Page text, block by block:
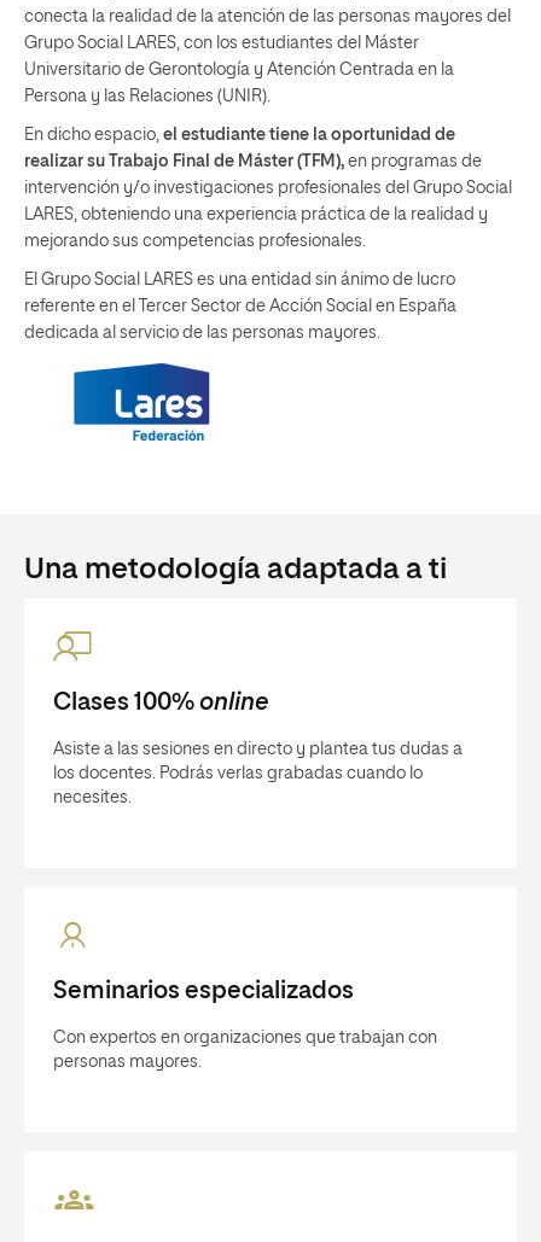
conecta la realidad de la atención de las personas mayores del
Grupo Social LARES, con los estudiantes del Máster
Universitario de Gerontología y Atención Centrada en la
Persona y las Relaciones (UNIR).
En dicho espacio, el estudiante tiene la oportunidad de
realizar su Trabajo Final de Máster (TFM), en programas de
intervención y/o investigaciones profesionales del Grupo Social
LARES, obteniendo una experiencia práctica de la realidad y
mejorando sus competencias profesionales.
El Grupo Social LARES es una entidad sin ánimo de lucro
referente en el Tercer Sector de Acción Social en España
dedicada al servicio de las personas mayores.
Una metodología adaptada a ti
Clases 100% online
Asiste a las sesiones en directo y plantea tus dudas a
los docentes. Podrás verlas grabadas cuando lo
necesites.
Seminarios especializados
Con expertos en organizaciones que trabajan con
personas mayores.